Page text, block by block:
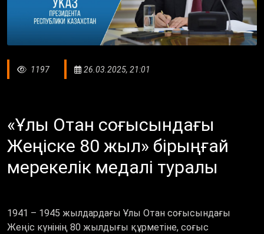
1197 26.03.2025, 21:01
«Ұлы Отан соғысындағы
Жеңіске 80 жыл» бірыңғай
мерекелік медалі туралы
1941 – 1945 жылдардағы Ұлы Отан соғысындағы
Жеңіс күнінің 80 жылдығы құрметіне, соғыс